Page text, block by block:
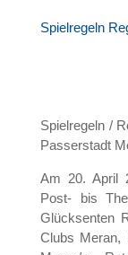
Spielregeln
Spielregeln /
Passerstadt
Am 20. April
Post- bis
Glücksenten
Clubs Meran,